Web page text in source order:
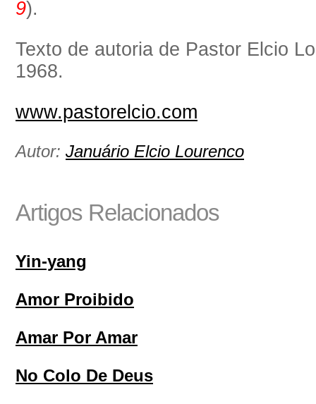
9).
Texto de autoria de Pastor Elcio
1968.
www.pastorelcio.com
Autor: Januário Elcio Lourenco
Artigos Relacionados
Yin-yang
Amor Proibido
Amar Por Amar
No Colo De Deus